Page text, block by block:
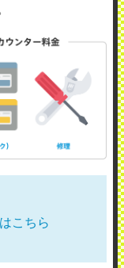
こちら